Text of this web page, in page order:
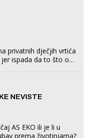
privatnih dječjih vrtića
ispada da to što oni
NEVISTE
AS EKO ili je li u
prema životinjama?